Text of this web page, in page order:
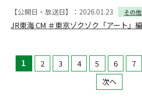
【公開日・放送日】：2026.01.23 その他
JR東海 CM ＃東京ゾクゾク「アート」編
1 2 3 4 5 6 7
次へ